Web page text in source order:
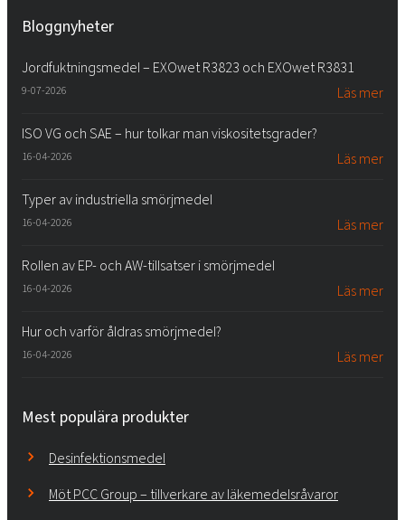
Bloggnyheter
Jordfuktningsmedel – EXOwet R3823 och EXOwet R3831
9-07-2026 Läs mer
ISO VG och SAE – hur tolkar man viskositetsgrader?
16-04-2026 Läs mer
Typer av industriella smörjmedel
16-04-2026 Läs mer
Rollen av EP- och AW-tillsatser i smörjmedel
16-04-2026 Läs mer
Hur och varför åldras smörjmedel?
16-04-2026 Läs mer
Mest populära produkter
Desinfektionsmedel
Möt PCC Group – tillverkare av läkemedelsråvaror